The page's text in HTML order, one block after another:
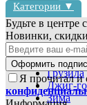
Категории ▼
Блесны
Грузила
Джиг-
Зима
Будьте в
Новинки,
Оформить
Я прочитал и